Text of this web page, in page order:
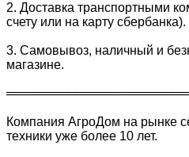
2. Доставка транспортными
счету или на карту сбербанка).
3. Самовывоз, наличный и
магазине.
Компания АгроДом на рынке
техники уже более 10 лет.